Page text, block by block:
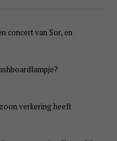
concert van Sor, en
verkering heeft